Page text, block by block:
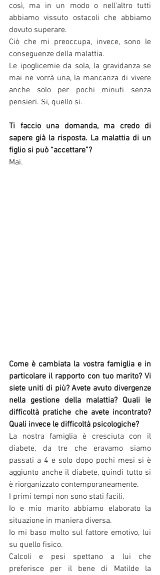
così, ma in un modo o nell'altro tutti
abbiamo vissuto ostacoli che abbiamo
dovuto superare.
Ciò che mi preoccupa, invece, sono le
conseguenze della malattia.
Le ipoglicemie da sola, la gravidanza se
mai ne vorrà una, la mancanza di vivere
anche solo per pochi minuti senza
pensieri. Si, quello si.
Ti faccio una domanda, ma credo di
sapere già la risposta. La malattia di un
figlio si può “accettare”?
Mai.
Come è cambiata la vostra famiglia e in
particolare il rapporto con tuo marito? Vi
siete uniti di più? Avete avuto divergenze
nella gestione della malattia? Quali le
difficoltà pratiche che avete incontrato?
Quali invece le difficoltà psicologiche?
La nostra famiglia è cresciuta con il
diabete, da tre che eravamo siamo
passati a 4 e solo dopo pochi mesi si è
aggiunto anche il diabete, quindi tutto si
è riorganizzato contemporaneamente.
I primi tempi non sono stati facili.
Io e mio marito abbiamo elaborato la
situazione in maniera diversa.
Io mi baso molto sul fattore emotivo, lui
su quello fisico.
Calcoli e pesi spettano a lui che
preferisce per il bene di Matilde la